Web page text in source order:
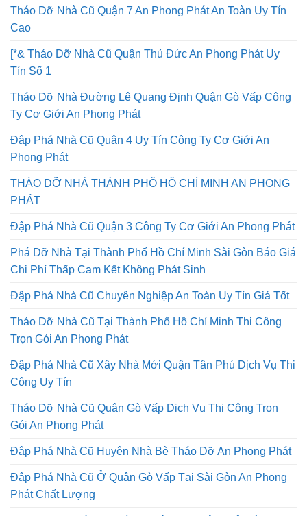
Tháo Dỡ Nhà Cũ Quận 7 An Phong Phát An Toàn Uy Tín
Cao
[*& Tháo Dỡ Nhà Cũ Quận Thủ Đức An Phong Phát Uy
Tín Số 1
Tháo Dỡ Nhà Đường Lê Quang Định Quận Gò Vấp Công
Ty Cơ Giới An Phong Phát
Đập Phá Nhà Cũ Quận 4 Uy Tín Công Ty Cơ Giới An
Phong Phát
THÁO DỠ NHÀ THÀNH PHỐ HỒ CHÍ MINH AN PHONG
PHÁT
Đập Phá Nhà Cũ Quận 3 Công Ty Cơ Giới An Phong Phát
Phá Dỡ Nhà Tại Thành Phố Hồ Chí Minh Sài Gòn Báo Giá
Chi Phí Thấp Cam Kết Không Phát Sinh
Đập Phá Nhà Cũ Chuyên Nghiệp An Toàn Uy Tín Giá Tốt
Tháo Dỡ Nhà Cũ Tại Thành Phố Hồ Chí Minh Thi Công
Trọn Gói An Phong Phát
Đập Phá Nhà Cũ Xây Nhà Mới Quận Tân Phú Dịch Vụ Thi
Công Uy Tín
Tháo Dỡ Nhà Cũ Quận Gò Vấp Dịch Vụ Thi Công Trọn
Gói An Phong Phát
Đập Phá Nhà Cũ Huyện Nhà Bè Tháo Dỡ An Phong Phát
Đập Phá Nhà Cũ Ở Quận Gò Vấp Tại Sài Gòn An Phong
Phát Chất Lượng